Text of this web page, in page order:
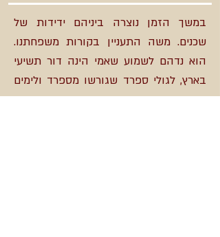
במשך הזמן נוצרה ביניהם ידידות של
שכנים. משה התעניין בקורות משפחתנו.
הוא נדהם לשמוע שאמי הינה דור תשיעי
בארץ, לגולי ספרד שגורשו מספרד ולימים
התיישבו בטבריה ותשע דורות משפחת